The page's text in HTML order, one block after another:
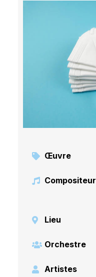
Œuvre
Compositeur
Lieu
Orchestre
Artistes